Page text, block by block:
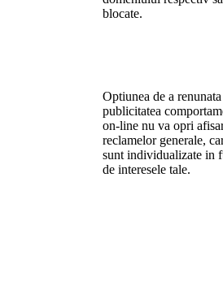
blocate.
Optiunea de a
publicitatea
on-line nu va opri
reclamelor generale,
sunt individualizate in
de interesele tale.